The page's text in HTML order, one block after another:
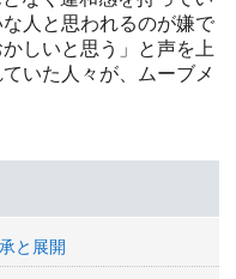
人と思われるのが嫌で
しいと思う」と声を上
いた人々が、ムーブメ
と展開